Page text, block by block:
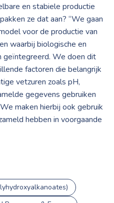
en stabiele productie
ze dat aan? “We gaan
voor de productie van
waarbij biologische en
geïntegreerd. We doen dit
factoren die belangrijk
vetzuren zoals pH,
gegevens gebruiken
maken hierbij ook gebruik
hebben in voorgaande